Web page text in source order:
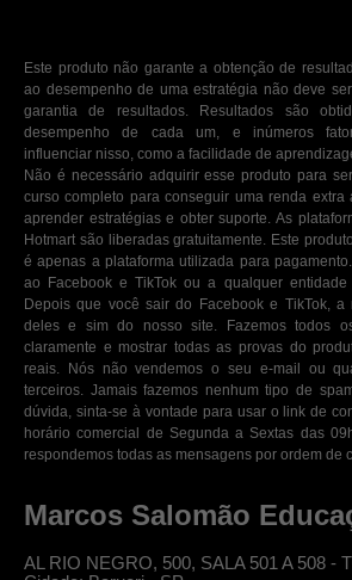
Este produto não garante a obtenção de
ao desempenho de uma estratégia não deve
garantia de resultados. Resultados são
desempenho de cada um, e inúmeros
influenciar nisso, como a facilidade de
Não é necessário adquirir esse produto para
curso completo para conseguir uma renda extra
aprender estratégias e obter suporte. As
Hotmart são liberadas gratuitamente. Este
é apenas a plataforma utilizada para
ao Facebook e TikTok ou a qualquer
Depois que você sair do Facebook e TikTok, a
deles e sim do nosso site. Fazemos todos
claramente e mostrar todas as provas do
reais. Nós não vendemos o seu e-mail ou
terceiros. Jamais fazemos nenhum tipo de
dúvida, sinta-se à vontade para usar o link de
horário comercial de Segunda a Sextas das
respondemos todas as mensagens por ordem de
Marcos Salomão
AL RIO NEGRO, 500, SALA 501 A 508 -